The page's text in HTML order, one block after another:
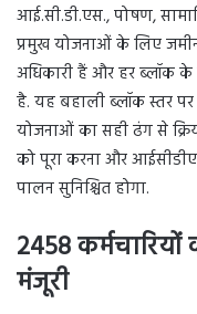
आई.सी.डी.एस., पोषण,
प्रमुख योजनाओं के लिए
अधिकारी हैं और हर ब्लॉक
है. यह बहाली ब्लॉक स्तर
योजनाओं का सही ढंग से
को पूरा करना और
पालन सुनिश्चित होगा.
2458
मंजूरी